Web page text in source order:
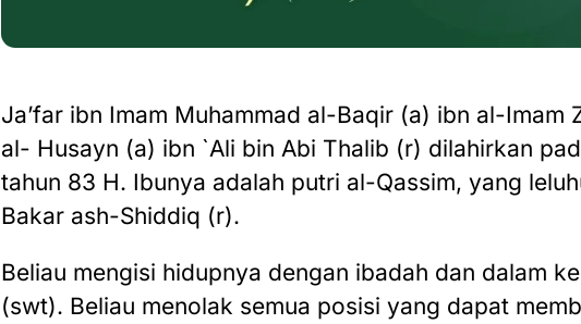
Ja’far ibn Imam Muhammad al-Baqir (a) ibn al-Imam
al- Husayn (a) ibn `Ali bin Abi Thalib (r) dilahirkan
tahun 83 H. Ibunya adalah putri al-Qassim, yang
Bakar ash-Shiddiq (r).
Beliau mengisi hidupnya dengan ibadah dan dalam
(swt). Beliau menolak semua posisi yang dapat